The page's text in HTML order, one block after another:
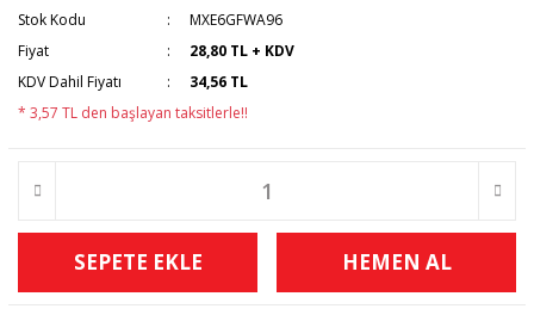
Stok Kodu
MXE6GFWA96
Fiyat
28,80 TL + KDV
KDV Dahil Fiyatı
34,56 TL
* 3,57 TL den başlayan taksitlerle!!
SEPETE EKLE HEMEN AL